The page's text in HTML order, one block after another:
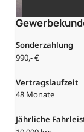
Sonderzahlung
990,- €
Vertragslaufzeit
48 Monate
Jährliche